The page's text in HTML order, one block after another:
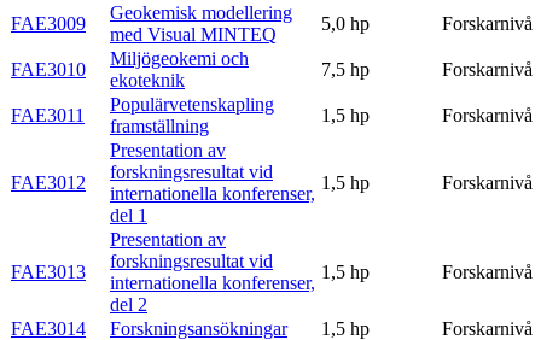
FAE3009
Geokemisk modellering
med Visual MINTEQ
5,0 hp Forskarnivå
FAE3010
Miljögeokemi och
ekoteknik
7,5 hp Forskarnivå
FAE3011
Populärvetenskapling
framställning
1,5 hp Forskarnivå
FAE3012
Presentation av
forskningsresultat vid
internationella konferenser,
del 1
1,5 hp Forskarnivå
FAE3013
Presentation av
forskningsresultat vid
internationella konferenser,
del 2
1,5 hp Forskarnivå
FAE3014 Forskningsansökningar 1,5 hp
Forskarnivå